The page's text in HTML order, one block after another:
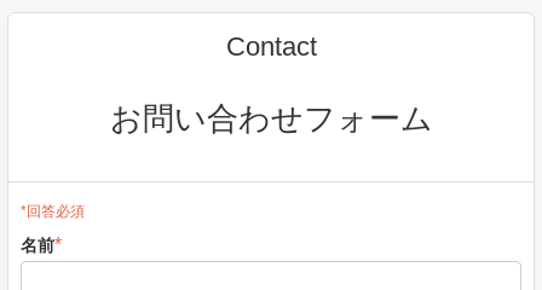
Contact
お問い合わせフォーム
*回答必須
名前*